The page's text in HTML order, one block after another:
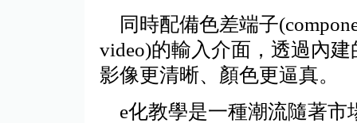
同時配備色差端子
video)的輸入介面，透過內
影像更清晰、顏色更逼真。
e化教學是一種潮流隨著市